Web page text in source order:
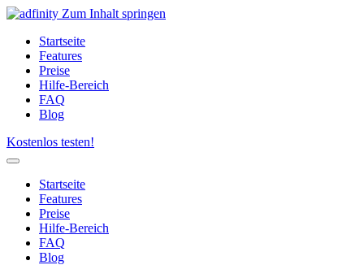
Zum Inhalt springen
Startseite
Features
Preise
Hilfe-Bereich
FAQ
Blog
Kostenlos testen!
Startseite
Features
Preise
Hilfe-Bereich
FAQ
Blog